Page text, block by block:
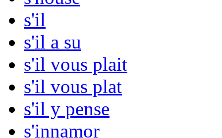
s'il
s'il a su
s'il vous plait
s'il vous plat
s'il y pense
s'innamor